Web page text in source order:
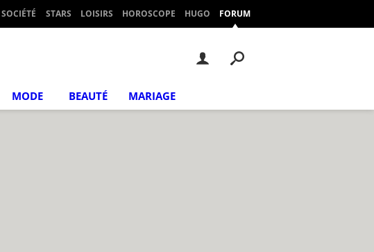
SOCIÉTÉ STARS LOISIRS HOROSCOPE HUGO FORUM
MODE BEAUTÉ MARIAGE